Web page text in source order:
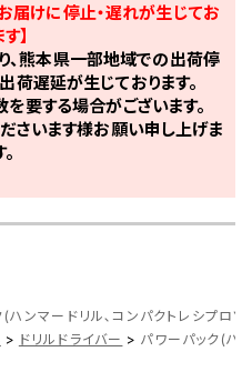
届けに停止・遅れが生じてお
】
熊本県一部地域での出荷停
荷遅延が生じております。
要する場合がございます。
さいます様お願い申し上げま
(ハンマードリル､コンパクトレシプ
> ドリルドライバー > パワーパック(ハ